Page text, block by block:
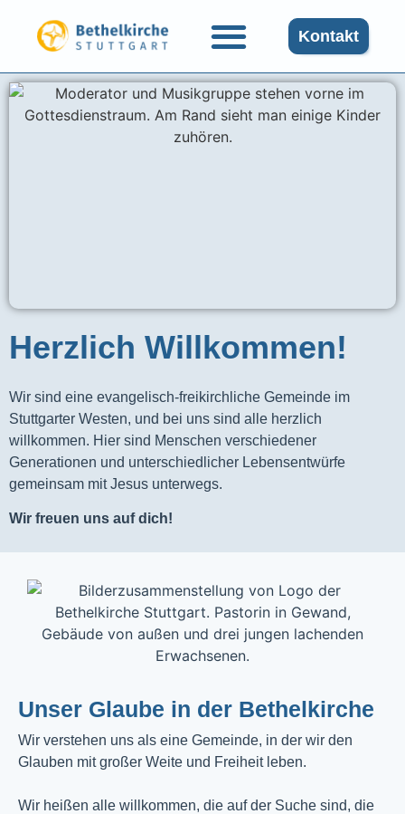
Kontakt
Herzlich Willkommen!
Wir sind eine evangelisch-freikirchliche Gemeinde im
Stuttgarter Westen, und bei uns sind alle herzlich
willkommen. Hier sind Menschen verschiedener
Generationen und unterschiedlicher Lebensentwürfe
gemeinsam mit Jesus unterwegs.
Wir freuen uns auf dich!
Unser Glaube in der Bethelkirche
Wir verstehen uns als eine Gemeinde, in der wir den
Glauben mit großer Weite und Freiheit leben.
Wir heißen alle willkommen, die auf der Suche sind, die